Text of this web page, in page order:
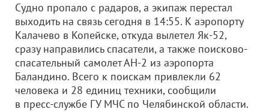
Судно пропало с радаров, а экипаж перестал
выходить на связь сегодня в 14:55. К аэропорту
Калачево в Копейске, откуда вылетел Як-52,
сразу направились спасатели, а также поисково-
спасательный самолет АН-2 из аэропорта
Баландино. Всего к поискам привлекли 62
человека и 28 единиц техники, сообщили
в пресс-службе ГУ МЧС по Челябинской области.